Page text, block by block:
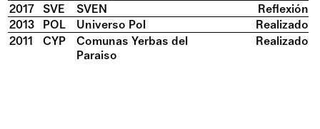
2017 SVE SVEN
Reflexión
2013
POL Universo Pol
Realizado
2011
CYP
Comunas Yerbas del
Paraiso
Realizado